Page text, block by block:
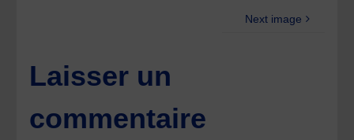
Next image
Laisser un
commentaire